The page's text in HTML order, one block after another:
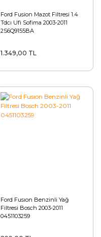
Ford Fusion Mazot Filtresi 1.4
Tdcı Ufi Sofima 2003-2011
2S6Q9155BA
1.349,00 TL
Ford Fusıon Benzinli Yağ
Filtresi Bosch 2003-2011
0451103259